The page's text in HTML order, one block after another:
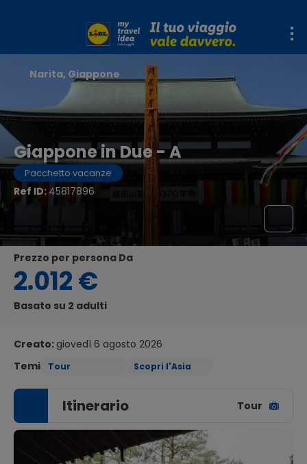
Giappone in Due - A
Pacchetto vacanze
Ref ID: 45817896
Narita, Giappone
Prezzo per persona Da
2.012 €
Basato su 2 adulti
Creato: giovedì 6 agosto 2026
Temi
Tour Scopri l'Asia
Itinerario Tour